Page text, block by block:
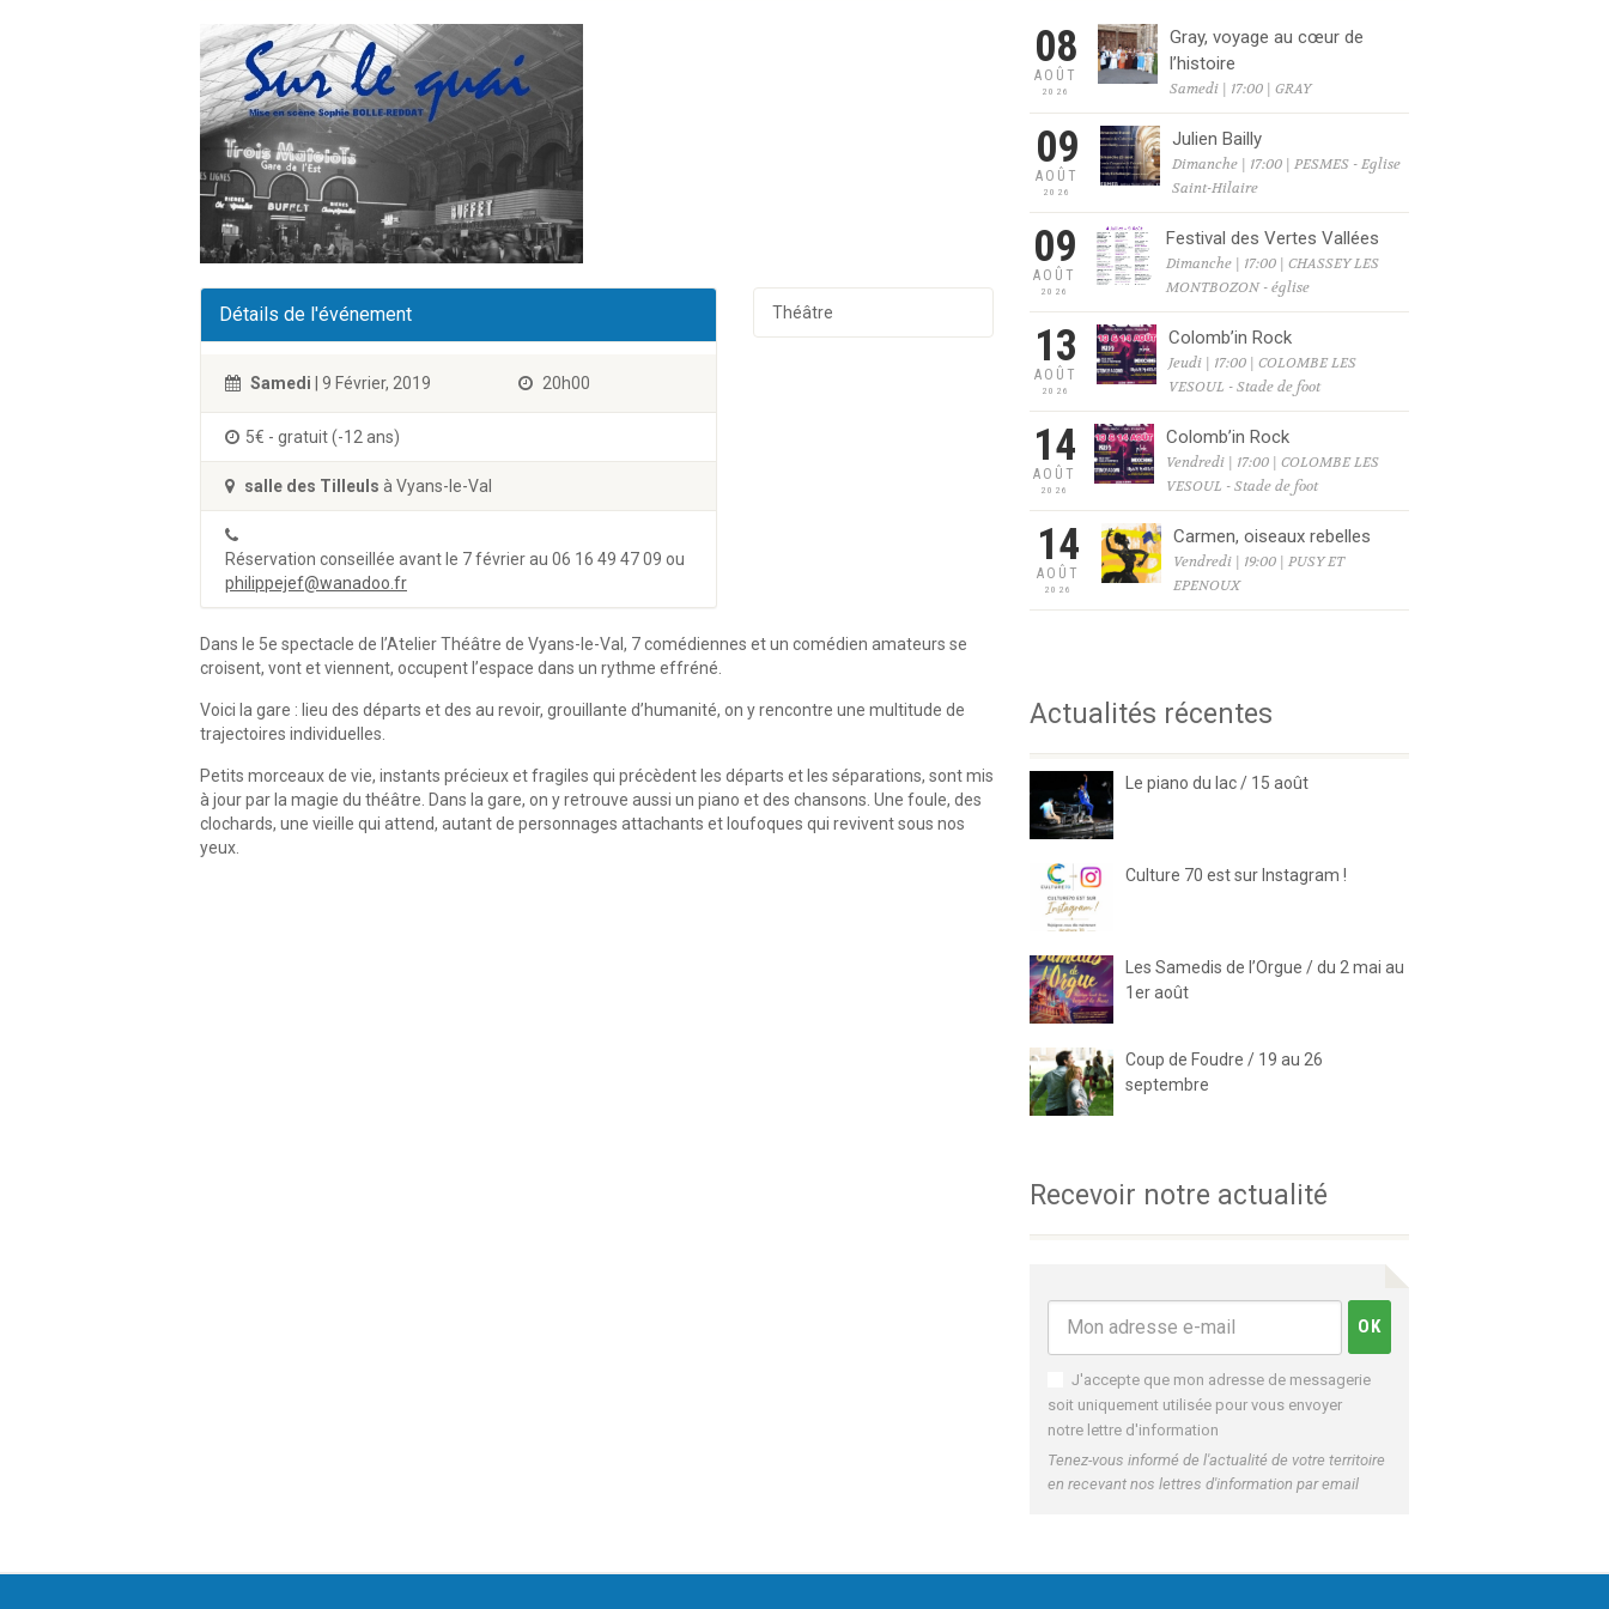
Détails de l'événement
Samedi | 9 Février, 2019 20h00
5€ - gratuit (-12 ans)
salle des Tilleuls à Vyans-le-Val
Réservation conseillée avant le 7 février au 06 16 49 47 09 ou
philippejef@wanadoo.fr
Théâtre
Dans le 5e spectacle de l’Atelier Théâtre de Vyans-le-Val, 7 comédiennes et un comédien amateurs se
croisent, vont et viennent, occupent l’espace dans un rythme effréné.
Voici la gare : lieu des départs et des au revoir, grouillante d’humanité, on y rencontre une multitude de
trajectoires individuelles.
Petits morceaux de vie, instants précieux et fragiles qui précèdent les départs et les séparations, sont mis
à jour par la magie du théâtre. Dans la gare, on y retrouve aussi un piano et des chansons. Une foule, des
clochards, une vieille qui attend, autant de personnages attachants et loufoques qui revivent sous nos
yeux.
08
AOÛT
2026
Gray, voyage au cœur de
l’histoire
Samedi | 17:00 | GRAY
09
AOÛT
2026
Julien Bailly
Dimanche | 17:00 | PESMES - Eglise
Saint-Hilaire
09
AOÛT
2026
Festival des Vertes Vallées
Dimanche | 17:00 | CHASSEY LES
MONTBOZON - église
13
AOÛT
2026
Colomb’in Rock
Jeudi | 17:00 | COLOMBE LES
VESOUL - Stade de foot
14
AOÛT
2026
Colomb’in Rock
Vendredi | 17:00 | COLOMBE LES
VESOUL - Stade de foot
14
AOÛT
2026
Carmen, oiseaux rebelles
Vendredi | 19:00 | PUSY ET
EPENOUX
Actualités récentes
Le piano du lac / 15 août
Culture 70 est sur Instagram !
Les Samedis de l’Orgue / du 2 mai au
1er août
Coup de Foudre / 19 au 26
septembre
Recevoir notre actualité
J'accepte que mon adresse de messagerie
soit uniquement utilisée pour vous envoyer
notre lettre d'information
Tenez-vous informé de l'actualité de votre territoire
en recevant nos lettres d'information par email